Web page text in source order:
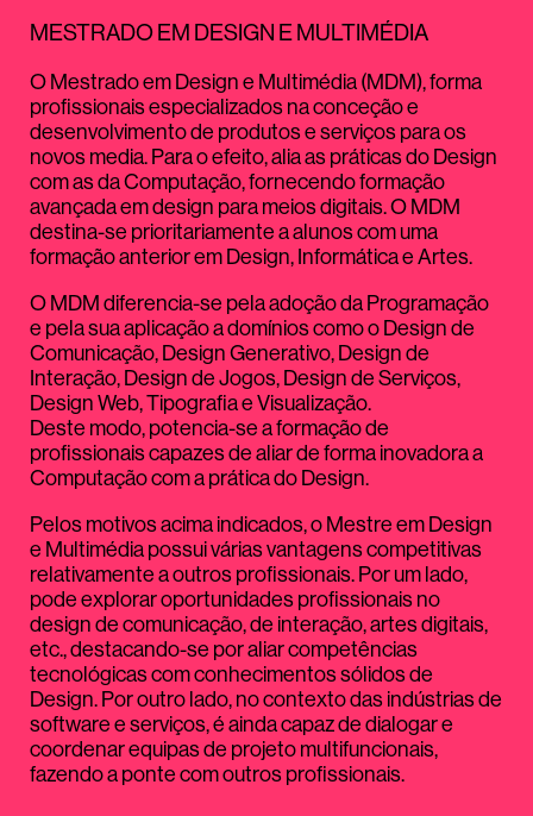
MESTRADO EM DESIGN E MULTIMÉDIA
O Mestrado em Design e Multimédia (MDM), forma
profissionais especializados na conceção e
desenvolvimento de produtos e serviços para os
novos media. Para o efeito, alia as práticas do Design
com as da Computação, fornecendo formação
avançada em design para meios digitais. O MDM
destina-se prioritariamente a alunos com uma
formação anterior em Design, Informática e Artes.
O MDM diferencia-se pela adoção da Programação
e pela sua aplicação a domínios como o Design de
Comunicação, Design Generativo, Design de
Interação, Design de Jogos, Design de Serviços,
Design Web, Tipografia e Visualização.
Deste modo, potencia-se a formação de
profissionais capazes de aliar de forma inovadora a
Computação com a prática do Design.
Pelos motivos acima indicados, o Mestre em Design
e Multimédia possui várias vantagens competitivas
relativamente a outros profissionais. Por um lado,
pode explorar oportunidades profissionais no
design de comunicação, de interação, artes digitais,
etc., destacando-se por aliar competências
tecnológicas com conhecimentos sólidos de
Design. Por outro lado, no contexto das indústrias de
software e serviços, é ainda capaz de dialogar e
coordenar equipas de projeto multifuncionais,
fazendo a ponte com outros profissionais.